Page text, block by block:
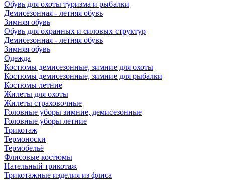
Обувь для охоты туризма и рыбалки
Демисезонная - летняя обувь
Зимняя обувь
Обувь для охранных и силовых структур
Демисезонная - летняя обувь
Зимняя обувь
Одежда
Костюмы демисезонные, зимние для охоты
Костюмы демисезонные, зимние для рыбалки
Костюмы летние
Жилеты для охоты
Жилеты страховочные
Головные уборы зимние, демисезонные
Головные уборы летние
Трикотаж
Термоноски
Термобельё
Флисовые костюмы
Нательный трикотаж
Трикотажные изделия из флиса